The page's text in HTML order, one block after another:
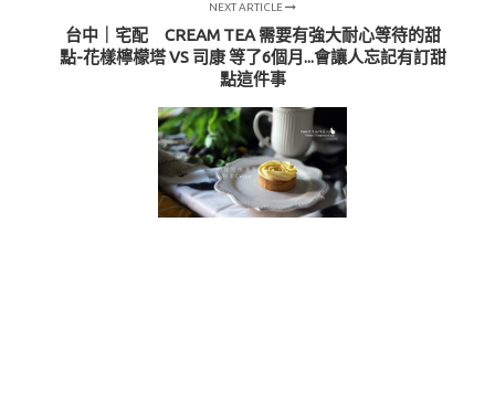
NEXT ARTICLE
台中｜宅配 CREAM TEA 需要有強大耐心等待的甜
點-花樣檸檬塔 VS 司康 等了6個月...會讓人忘記有訂甜
點這件事